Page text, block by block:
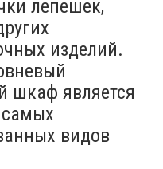
лепешек,
изделий.
шкаф является
видов